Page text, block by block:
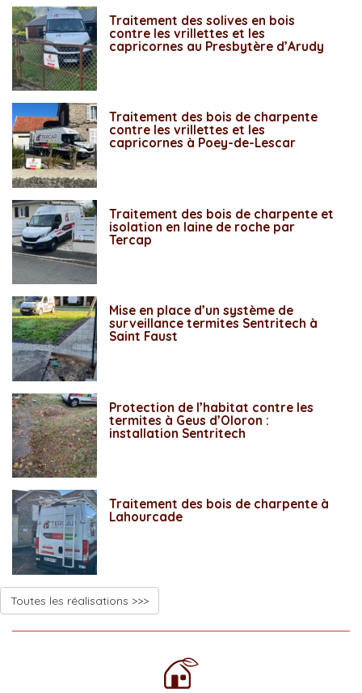
Traitement des solives en bois
contre les vrillettes et les
capricornes au Presbytère d’Arudy
Traitement des bois de charpente
contre les vrillettes et les
capricornes à Poey-de-Lescar
Traitement des bois de charpente et
isolation en laine de roche par
Tercap
Mise en place d’un système de
surveillance termites Sentritech à
Saint Faust
Protection de l’habitat contre les
termites à Geus d’Oloron :
installation Sentritech
Traitement des bois de charpente à
Lahourcade
Toutes les réalisations >>>